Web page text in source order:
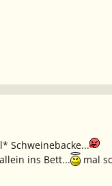
Schweinebacke...
ins Bett...
mal